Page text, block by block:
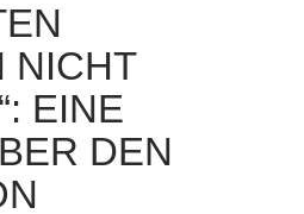
NICHT
EINE
DEN